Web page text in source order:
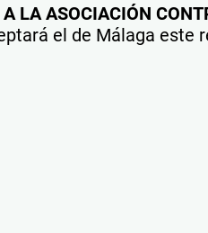
LA ASOCIACIÓN
el de Málaga este